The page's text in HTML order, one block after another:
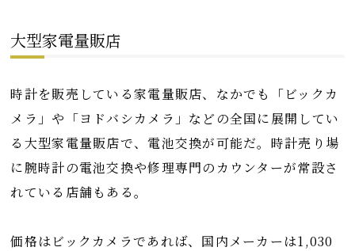
大型家電量販店
時計を販売している家電量販店、なかでも「ビックカ
メラ」や「ヨドバシカメラ」などの全国に展開してい
る大型家電量販店で、電池交換が可能だ。時計売り場
に腕時計の電池交換や修理専門のカウンターが常設さ
れている店舗もある。
価格はビックカメラであれば、国内メーカーは1,030